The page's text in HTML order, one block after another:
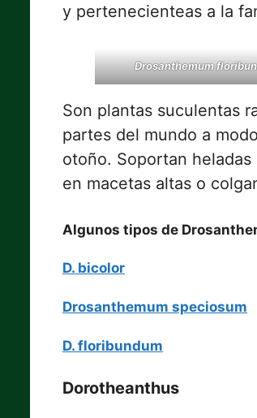
y pertenecienteas a la
Drosanthemum
Son plantas suculentas
partes del mundo a
otoño. Soportan
en macetas altas o
Algunos tipos de
D. bicolor
Drosanthemum speciosum
D. floribundum
Dorotheanthus